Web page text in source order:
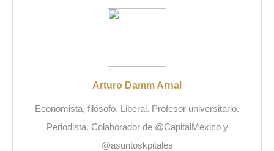
Arturo Damm Arnal
Economista, filósofo. Liberal. Profesor universitario.
Periodista. Colaborador de @CapitalMexico y
@asuntoskpitales